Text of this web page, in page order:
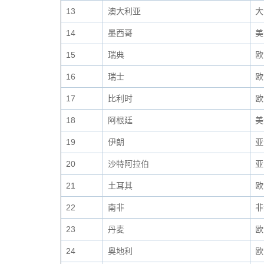
13 澳大利亚
14 墨西哥
15 瑞典
16 瑞士
17 比利时
18 阿根廷
19 伊朗
20 沙特阿拉伯
21 土耳其
22 南非
23 丹麦
24 奥地利